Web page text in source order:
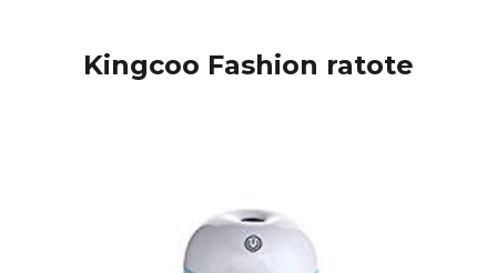
Kingcoo Fashion ratote